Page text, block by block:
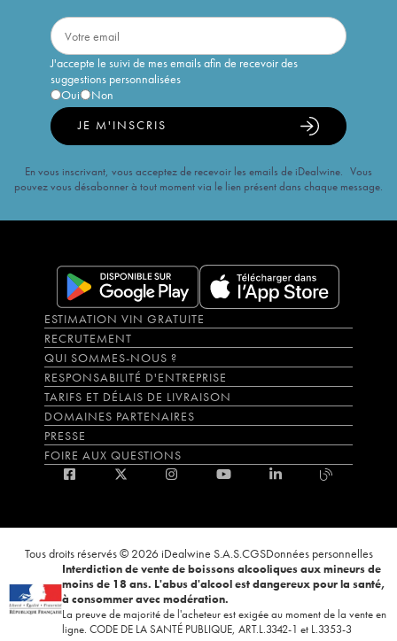
J'accepte le suivi de mes emails afin de recevoir des
suggestions personnalisées
Oui
Non
JE M'INSCRIS
En vous inscrivant, vous acceptez de recevoir les emails de iDealwine. Vous
pouvez vous désabonner à tout moment via le lien présent dans chaque message.
ESTIMATION VIN GRATUITE
RECRUTEMENT
QUI SOMMES-NOUS ?
RESPONSABILITÉ D'ENTREPRISE
TARIFS ET DÉLAIS DE LIVRAISON
DOMAINES PARTENAIRES
PRESSE
FOIRE AUX QUESTIONS
Tous droits réservés © 2026 iDealwine S.A.S.CGSDonnées personnelles
Interdiction de vente de boissons alcooliques aux mineurs de
moins de 18 ans. L'abus d'alcool est dangereux pour la santé,
à consommer avec modération.
La preuve de majorité de l'acheteur est exigée au moment de la vente en
ligne. CODE DE LA SANTÉ PUBLIQUE, ART.L.3342-1 et L.3353-3